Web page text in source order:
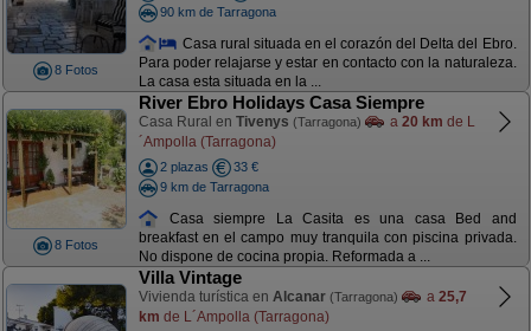
8 Fotos
90 km de Tarragona
Casa rural situada en el corazón del Delta del Ebro.
Para poder relajarse y estar en contacto con la naturaleza.
La casa esta situada en la ...
8 Fotos
River Ebro Holidays Casa Siempre
Casa Rural en Tivenys (Tarragona) a 20 km de L
´Ampolla (Tarragona)
2 plazas
33 €
9 km de Tarragona
Casa siempre La Casita es una casa Bed and
breakfast en el campo muy tranquila con piscina privada.
No dispone de cocina propia. Reformada a ...
Villa Vintage
Vivienda turística en Alcanar (Tarragona) a 25,7
km de L´Ampolla (Tarragona)